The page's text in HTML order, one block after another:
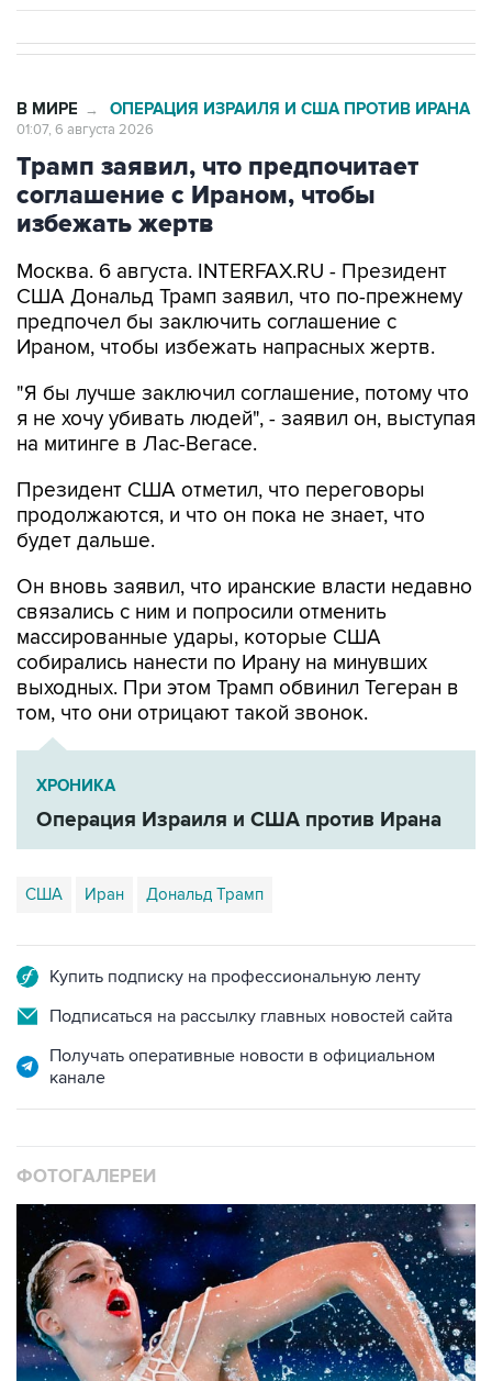
Трамп заявил, что предпочитает
соглашение с Ираном, чтобы
избежать жертв
Москва. 6 августа. INTERFAX.RU - Президент
предпочел бы заключить соглашение с
Ираном, чтобы избежать напрасных жертв.
"Я бы лучше заключил соглашение, потому что
на митинге в Лас-Вегасе.
Президент США отметил, что переговоры
будет дальше.
Он вновь заявил, что иранские власти недавно
массированные удары, которые США
собирались нанести по Ирану на минувших
выходных. При этом Трамп обвинил Тегеран в
том, что они отрицают такой звонок.
ХРОНИКА
Операция Израиля и США против Ирана
США Иран Дональд Трамп
Подписаться на рассылку главных новостей сайта
Получать оперативные новости в официальном